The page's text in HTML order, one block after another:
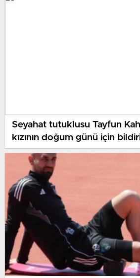
Seyahat tutuklusu Tayfun
kızının doğum günü için